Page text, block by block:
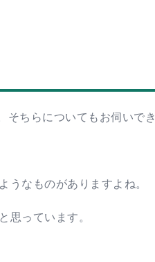
そちらについてもお伺いでき
なものがありますよね。
っています。